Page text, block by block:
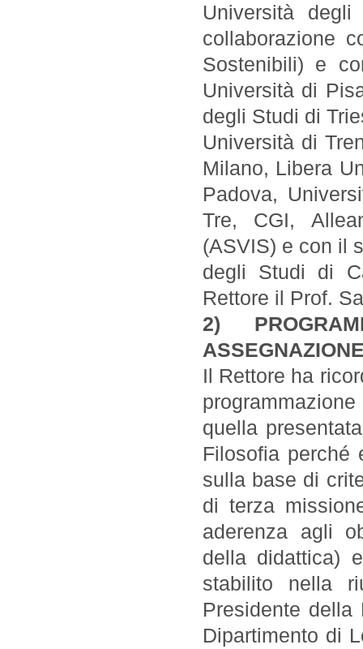
Università
collaborazione
Sostenibili) e
Università di
degli Studi di
Università di
Milano, Libera
Padova,
Tre, CGI,
(ASVIS) e con il
degli Studi di
Rettore il Prof.
2)
Il Rettore ha
quella
Filosofia perché
sulla base di
di terza
aderenza agli
della didattica)
stabilito nella
Presidente
Dipartimento di